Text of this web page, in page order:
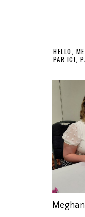
HELLO,
PAR ICI,